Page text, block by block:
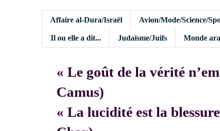
Affaire al-Dura/Israël Avion/Mode/Science/
Il ou elle a dit... Judaïsme/Juifs Monde
« Le goût de la vérité
Camus)
« La lucidité est la